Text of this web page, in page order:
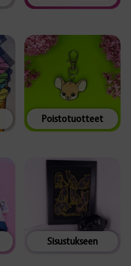
Poistotuotteet
Sisustukseen